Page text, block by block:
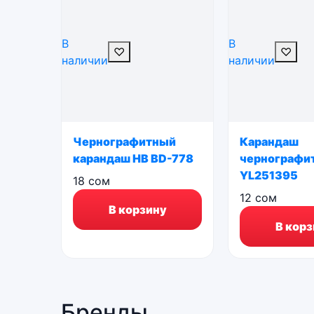
В
наличии
♡
Чернографитный
карандаш HB BD-778
18 сом
В корзину
В
наличии
♡
Карандаш
YL251395
12 сом
В